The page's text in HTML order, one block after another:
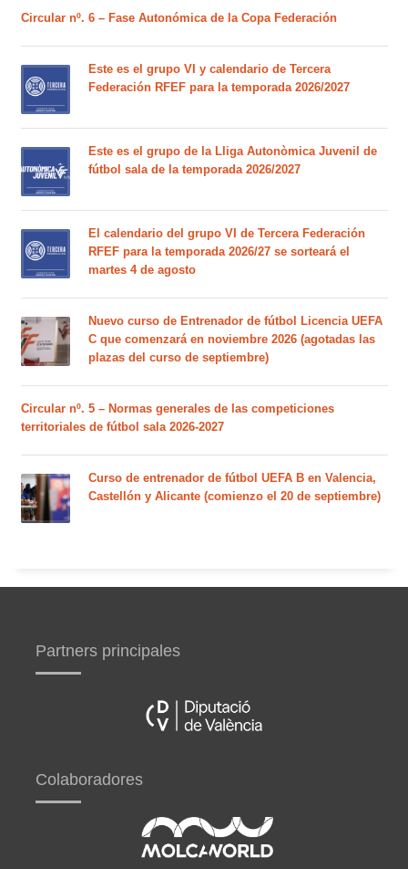
Circular nº. 6 – Fase Autonómica de la Copa Federación
Este es el grupo VI y calendario de Tercera
Federación RFEF para la temporada 2026/2027
Este es el grupo de la Lliga Autonòmica Juvenil de
fútbol sala de la temporada 2026/2027
El calendario del grupo VI de Tercera Federación
RFEF para la temporada 2026/27 se sorteará el
martes 4 de agosto
Nuevo curso de Entrenador de fútbol Licencia UEFA
C que comenzará en noviembre 2026 (agotadas las
plazas del curso de septiembre)
Circular nº. 5 – Normas generales de las competiciones
territoriales de fútbol sala 2026-2027
Curso de entrenador de fútbol UEFA B en Valencia,
Castellón y Alicante (comienzo el 20 de septiembre)
Partners principales
Colaboradores